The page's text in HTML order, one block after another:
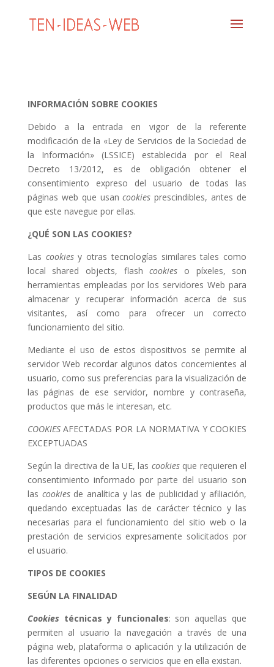
INFORMACIÓN SOBRE COOKIES
Debido a la entrada en vigor de la referente
modificación de la «Ley de Servicios de la Sociedad de
la Información» (LSSICE) establecida por el Real
Decreto 13/2012, es de obligación obtener el
consentimiento expreso del usuario de todas las
páginas web que usancookiesprescindibles, antes de
que este navegue por ellas.
¿QUÉ SON LAS COOKIES?
Las cookiesy otras tecnologías similares tales como
local shared objects, flashcookies o píxeles, son
herramientas empleadas por los servidores Web para
almacenar y recuperar información acerca de sus
visitantes, así como para ofrecer un correcto
funcionamiento del sitio.
Mediante el uso de estos dispositivos se permite al
servidor Web recordar algunos datos concernientes al
usuario, como sus preferencias para la visualización de
las páginas de ese servidor, nombre y contraseña,
productos que más le interesan, etc.
COOKIESAFECTADAS POR LA NORMATIVA Y COOKIES
EXCEPTUADAS
Según la directiva de la UE, las cookies que requieren el
consentimiento informado por parte del usuario son
las cookies de analítica y las de publicidad y afiliación,
quedando exceptuadas las de carácter técnico y las
necesarias para el funcionamiento del sitio web o la
prestación de servicios expresamente solicitados por
el usuario.
TIPOS DE COOKIES
SEGÚN LA FINALIDAD
Cookies técnicas y funcionales: son aquellas que
permiten al usuario la navegación a través de una
página web, plataforma o aplicación y la utilización de
las diferentes opciones o servicios que en ella existan.